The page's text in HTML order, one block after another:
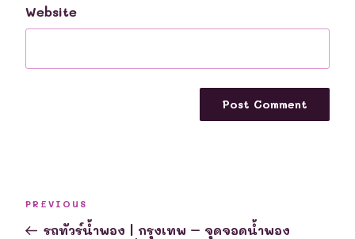
Website
navigation
Previous
Post
PREVIOUS
รถทัวร์น้ำพอง | กรุงเทพ – จุดจอดน้ำพอง